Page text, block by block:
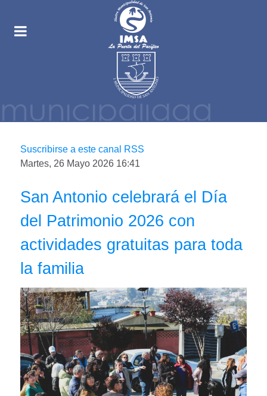
Suscribirse a este canal RSS
Martes, 26 Mayo 2026 16:41
San Antonio celebrará el Día
del Patrimonio 2026 con
actividades gratuitas para toda
la familia